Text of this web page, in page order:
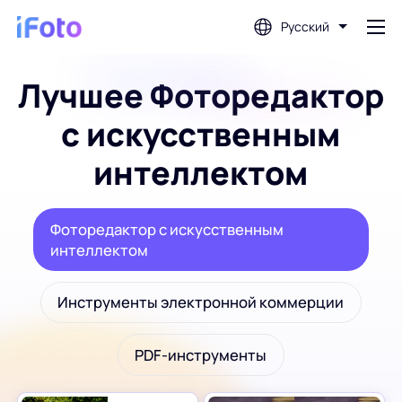
Русский
Войти
Фоторедактор с искусственным
интеллектом
Удаление фона
Лучшее Фоторедактор
с искусственным
интеллектом
Фоторедактор с искусственным
интеллектом
Инструменты электронной коммерции
PDF-инструменты